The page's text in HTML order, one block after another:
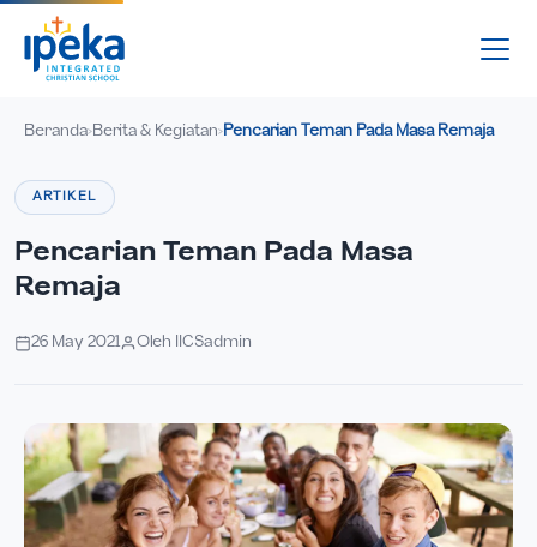
Beranda› Berita & Kegiatan› Pencarian Teman Pada Masa Remaja
ARTIKEL
Pencarian Teman Pada Masa
Remaja
26 May 2021 Oleh IICSadmin